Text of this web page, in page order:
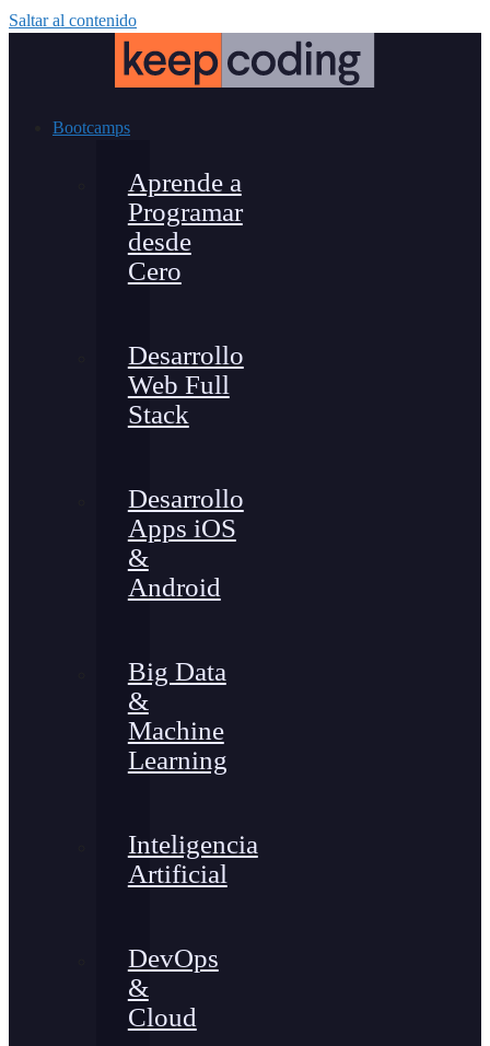
Saltar al contenido
Bootcamps
Aprende a
Programar
desde
Cero
Desarrollo
Web Full
Stack
Desarrollo
Apps iOS
&
Android
Big Data
&
Machine
Learning
Inteligencia
Artificial
DevOps
&
Cloud